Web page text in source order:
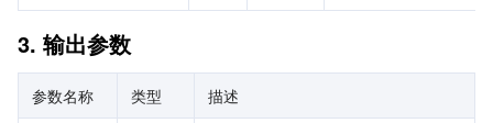
3. 输出参数
参数名称 类型 描述